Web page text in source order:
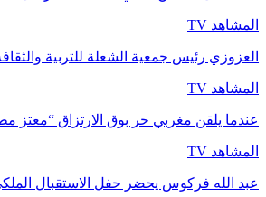
المشاهد TV
العزوزي رئيس جمعية الشعلة للتربية
المشاهد TV
عندما يلقن مغربي حر بوق الارتزاق “معتز
المشاهد TV
عبد الله فركوس يحضر حفل الاستقبال